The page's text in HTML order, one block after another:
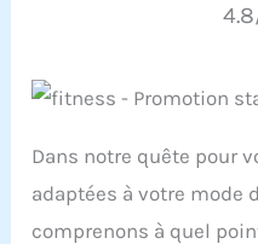
Dans notre quête pour
adaptées à votre mode
comprenons à quel